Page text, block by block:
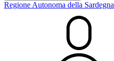
Regione Autonoma della Sardegna